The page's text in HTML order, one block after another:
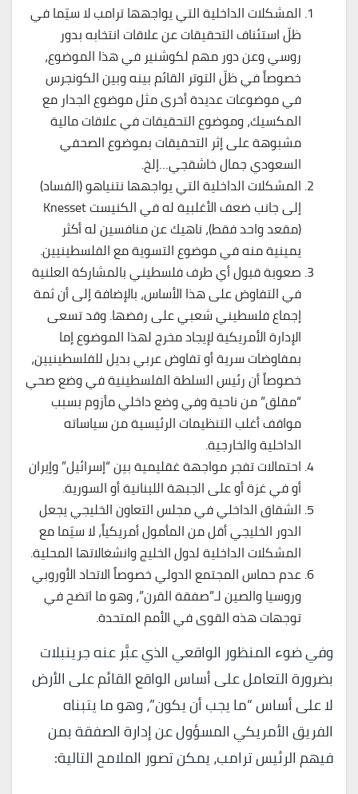
المشكلات الداخلية التي يواجهها ترامب لا سيّما في
ظلّ استئناف التحقيقات عن علاقات انتخابه بدور
روسي وعن دور مهم لكوشنير في هذا الموضوع،
خصوصاً في ظلّ التوتر القائم بينه وبين الكونجرس
في موضوعات عديدة أخرى مثل موضوع الجدار مع
المكسيك، وموضوع التحقيقات في علاقات مالية
مشبوهة على إثر التحقيقات بموضوع الصحفي
السعودي جمال خاشقجي…إلخ.
المشكلات الداخلية التي يواجهها نتنياهو (الفساد)
إلى جانب ضعف الأغلبية له في الكنيست Knesset
(مقعد واحد فقط)، ناهيك عن منافسين له أكثر
يمينية منه في موضوع التسوية مع الفلسطينيين.
صعوبة قبول أي طرف فلسطيني بالمشاركة العلنية
في التفاوض على هذا الأساس، بالإضافة إلى أن ثمة
إجماع فلسطيني شعبي على رفضها. وقد تسعى
الإدارة الأمريكية لإيجاد مخرج لهذا الموضوع إما
بمفاوضات سرية أو تفاوض عربي بديل للفلسطينيين،
خصوصاً أن رئيس السلطة الفلسطينية في وضع صحي
“مقلق” من ناحية وفي وضع داخلي مأزوم بسبب
مواقف أغلب التنظيمات الرئيسية من سياساته
الداخلية والخارجية.
احتمالات تفجر مواجهة غقليمية بين “إسرائيل” وإيران
أو في غزة أو على الجبهة اللبنانية أو السورية.
الشقاق الداخلي في مجلس التعاون الخليجي يجعل
الدور الخليجي أقل من المأمول أمريكياً، لا سيّما مع
المشكلات الداخلية لدول الخليج وانشغالاتها المحلية.
عدم حماس المجتمع الدولي خصوصاً الاتحاد الأوروبي
وروسيا والصين لـ”صفقة القرن”، وهو ما اتضح في
توجهات هذه القوى في الأمم المتحدة.
وفي ضوء المنظور الواقعي الذي عبَّر عنه جرينبلات
بضرورة التعامل على أساس الواقع القائم على الأرض
لا على أساس “ما يجب أن يكون”، وهو ما يتبناه
الفريق الأمريكي المسؤول عن إدارة الصفقة بمن
فيهم الرئيس ترامب، يمكن تصور الملامح التالية: